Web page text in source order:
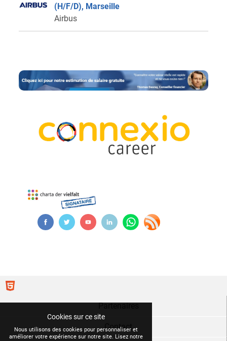
(H/F/D), Marseille
Airbus
Cookies sur ce site
Nous utilisons des cookies pour personnaliser et
améliorer votre expérience sur notre site. Lisez notre
Partenaires
Contact